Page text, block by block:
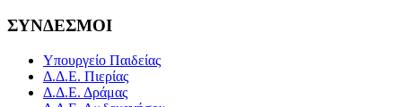
ΣΥΝΔΕΣΜΟΙ
Υπουργείο Παιδείας
Δ.Δ.Ε. Πιερίας
Δ.Δ.Ε. Δράμας